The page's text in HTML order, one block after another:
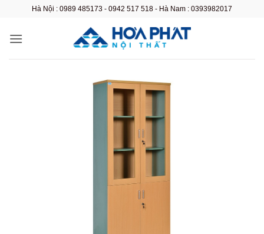
nội
Hà Nội : 0989 485173 - 0942 517 518 - Hà Nam : 0393982017